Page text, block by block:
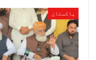
پاکستان